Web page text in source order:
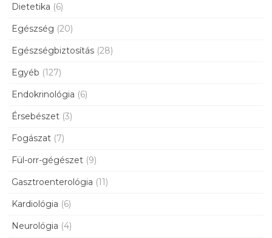
Dietetika (6)
Egészség (20)
Egészségbiztosítás (28)
Egyéb (127)
Endokrinológia (6)
Érsebészet (3)
Fogászat (7)
Fül-orr-gégészet (9)
Gasztroenterológia (11)
Kardiológia (6)
Neurológia (4)